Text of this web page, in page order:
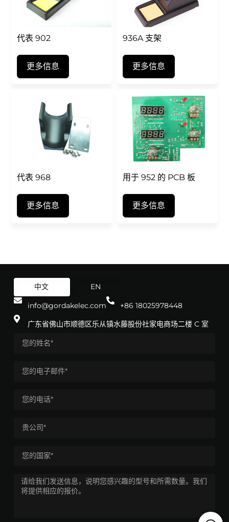
代表 902
更多信息
936A 支架
更多信息
代表 968
更多信息
用于 952 的 PCB 板
更多信息
中文 EN
info@gordakelec.com
+86 18025978448
广东省佛山市顺德区乐从镇水藤股份社家电商场二楼 C 室